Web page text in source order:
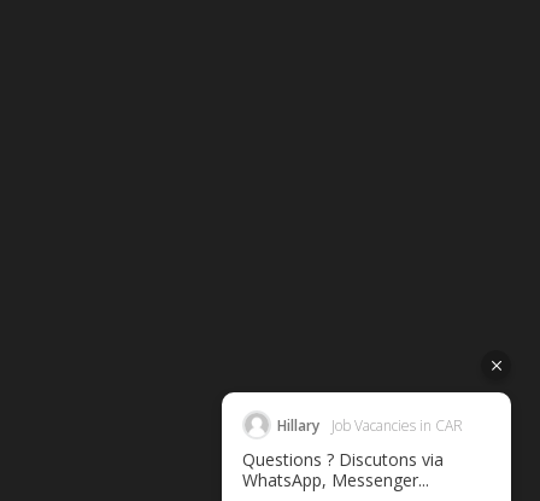
Hillary Job Vacancies in CAR
Questions ? Discutons via
WhatsApp, Messenger...